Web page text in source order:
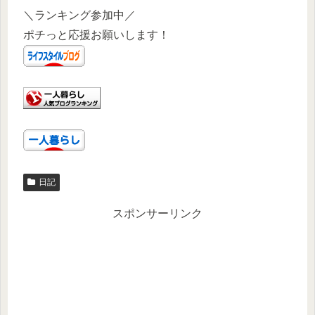
＼ランキング参加中／
ポチっと応援お願いします！
日記
スポンサーリンク